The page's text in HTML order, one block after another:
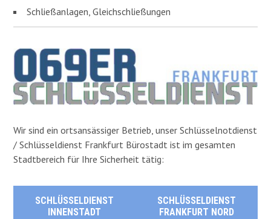
Schließanlagen, Gleichschließungen
Wir sind ein ortsansässiger Betrieb, unser Schlüsselnotdienst
/ Schlüsseldienst Frankfurt Bürostadt ist im gesamten
Stadtbereich für Ihre Sicherheit tätig:
SCHLÜSSELDIENST
INNENSTADT
SCHLÜSSELDIENST
FRANKFURT NORD